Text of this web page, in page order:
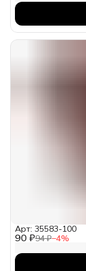
90 ₽94 ₽−4%
Арт: 35583-100